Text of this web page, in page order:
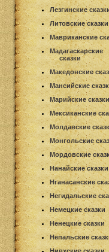
Лезгинские
Литовские сказки
Мавриканские
Мадагаскарские
сказки
Македонские
Мансийские
Марийские сказки
Мексиканские
Молдавские
Монгольские
Мордовские
Нанайские сказки
Нганасанские
Негидальские
Немецкие сказки
Ненецкие сказки
Непальские